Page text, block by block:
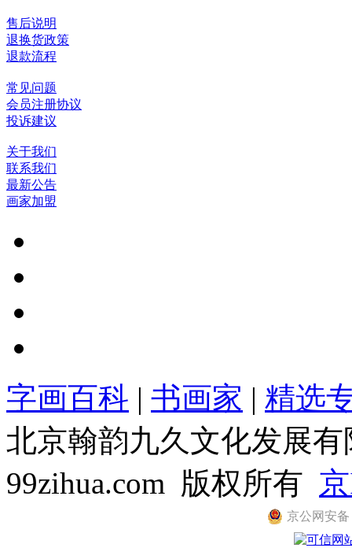
售后说明
退换货政策
退款流程
常见问题
会员注册协议
投诉建议
关于我们
联系我们
最新公告
画家加盟
字画百科 | 书画家 | 精选
北京翰韵九久文化发展
99zihua.com 版权所有
京公网安备